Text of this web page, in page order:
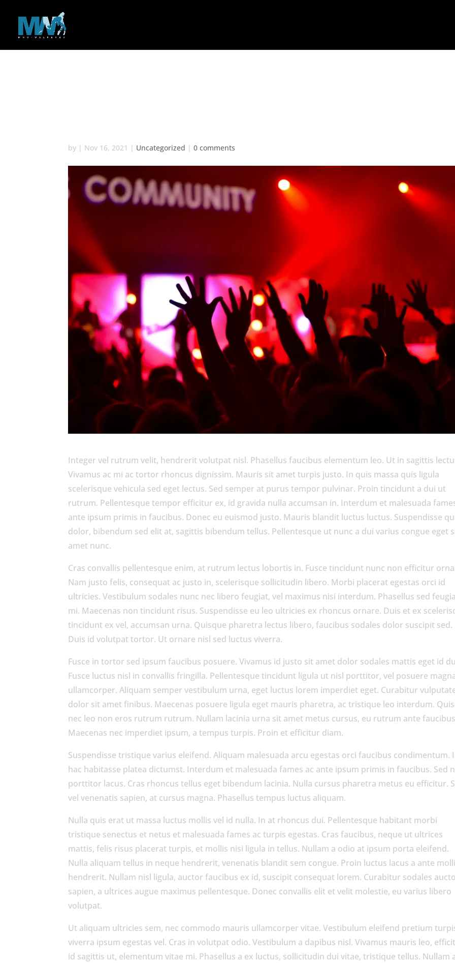
by | Nov 16, 2021 | Uncategorized |0 comments
Integer vel rutrum velit, hendrerit volutpat nisl. Phasellus faucibus elementum leo. Ut in sagittis
Vivamus ac mi ac tortor rhoncus dignissim. Mauris sit amet turpis justo. In quis massa quis ligula
scelerisque vehicula sed eget lectus. Sed semper at purus tempor pulvinar. Proin tincidunt a dui ut
rutrum. Pellentesque tempor efficitur ex, id gravida nulla accumsan in. Interdum et malesuada
ante ipsum primis in faucibus. Donec eu euismod justo. Mauris blandit luctus luctus. Suspendisse
dolor, bibendum sed elit at, sagittis bibendum tellus. Pellentesque ut nunc a dui varius congue eget
amet nunc.
Cras convallis pellentesque enim, at rutrum lectus lobortis in. Fusce tincidunt nunc non efficitur
Nam justo felis, consequat ac justo in, scelerisque sollicitudin libero. Morbi placerat egestas orci id
ultricies. Vestibulum sodales nunc nec libero feugiat, vel maximus nisi interdum. Phasellus sed
mi. Maecenas non tincidunt risus. Suspendisse eu leo ultricies ex rhoncus ornare. Duis et ex
tincidunt ex vel, accumsan urna. Quisque pharetra lectus libero, faucibus sodales dolor suscipit sed.
Duis id volutpat tortor. Ut ornare nisl sed luctus viverra.
Fusce in tortor sed ipsum faucibus posuere. Vivamus id justo sit amet dolor sodales mattis eget id
Fusce luctus nisl in convallis fringilla. Pellentesque tincidunt ligula ut nisl porttitor, vel posuere
ullamcorper. Aliquam semper vestibulum urna, eget luctus lorem imperdiet eget. Curabitur
dolor sit amet finibus. Maecenas posuere ligula eget mauris pharetra, ac tristique leo interdum.
nec leo non eros rutrum rutrum. Nullam lacinia urna sit amet metus cursus, eu rutrum ante
Maecenas nec imperdiet ipsum, a tempus turpis. Proin et efficitur diam.
Suspendisse tristique varius eleifend. Aliquam malesuada arcu egestas orci faucibus condimentum.
hac habitasse platea dictumst. Interdum et malesuada fames ac ante ipsum primis in faucibus. Sed
porttitor lacus. Cras rhoncus tellus eget bibendum lacinia. Nulla cursus pharetra metus eu efficitur.
vel venenatis sapien, at cursus magna. Phasellus tempus luctus aliquam.
Nulla quis erat ut massa luctus mollis vel id nulla. In at rhoncus dui. Pellentesque habitant morbi
tristique senectus et netus et malesuada fames ac turpis egestas. Cras faucibus, neque ut ultrices
mattis, felis risus placerat turpis, et mollis nisi ligula in tellus. Nullam a odio at ipsum porta eleifend.
Nulla aliquam tellus in neque hendrerit, venenatis blandit sem congue. Proin luctus lacus a ante
hendrerit. Nullam nisl ligula, auctor faucibus ex id, suscipit consequat lorem. Curabitur sodales
sapien, a ultrices augue maximus pellentesque. Donec convallis elit et velit molestie, eu varius libero
volutpat.
Ut aliquam ultricies sem, nec commodo mauris ullamcorper vitae. Vestibulum eleifend pretium
viverra ipsum egestas vel. Cras in volutpat odio. Vestibulum a dapibus nisl. Vivamus mauris leo,
id sagittis ut, elementum vitae mi. Phasellus a ex luctus, sollicitudin dui vitae, tristique tellus. Nullam